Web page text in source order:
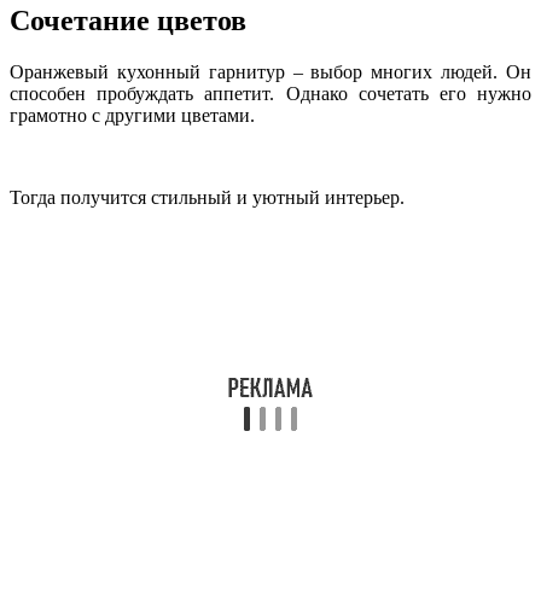
Сочетание цветов
Оранжевый кухонный гарнитур – выбор многих людей. Он
способен пробуждать аппетит. Однако сочетать его нужно
грамотно с другими цветами.
Тогда получится стильный и уютный интерьер.